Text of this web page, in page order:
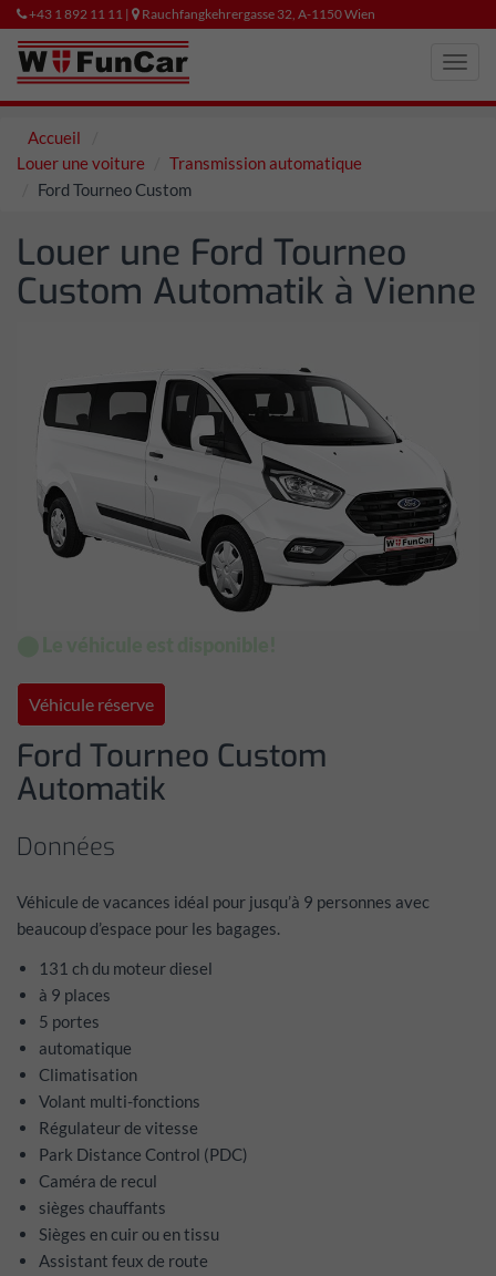
+43 1 892 11 11 | Rauchfangkehrergasse 32, A-1150 Wien
Accueil
Louer une voiture
Transmission automatique
Ford Tourneo Custom
Louer une Ford Tourneo
Custom Automatik à Vienne
Véhicule réserve
Ford Tourneo Custom
Automatik
Données
Véhicule de vacances idéal pour jusqu’à 9 personnes avec
beaucoup d’espace pour les bagages.
131 ch du moteur diesel
à 9 places
5 portes
automatique
Climatisation
Volant multi-fonctions
Régulateur de vitesse
Park Distance Control (PDC)
Caméra de recul
sièges chauffants
Sièges en cuir ou en tissu
Assistant feux de route